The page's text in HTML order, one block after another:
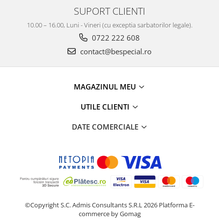
SUPORT CLIENTI
10.00 – 16.00, Luni - Vineri (cu exceptia sarbatorilor legale).
0722 222 608
contact@bespecial.ro
MAGAZINUL MEU
UTILE CLIENTI
DATE COMERCIALE
©Copyright S.C. Admis Consultants S.R.L 2026 Platforma E-
commerce by Gomag